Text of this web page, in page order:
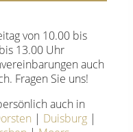
von 10.00 bis
13.00 Uhr
auch
Fragen Sie uns!
auch in
| Duisburg |